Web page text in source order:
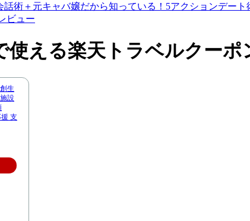
術＋元キャバ嬢だから知っている！5アクションデー
ビュー
使える楽天トラベルクーポ
生
設
支